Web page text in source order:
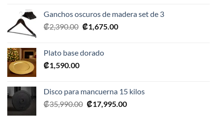
era:
₡20,990.00.
es:
Ganchos oscuros de madera set de 3
₡2,390.00 El
era:
₡1,675.00El
Plato base dorado
₡1,590.00
Disco para mancuerna 15 kilos
₡35,990.00 El
₡17,995.00El